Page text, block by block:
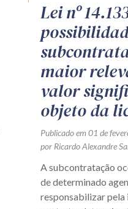
Lei nº
maior
valor
objeto da
Publicado em 01 de
por Ricardo Alexandre
A subcontratação
de determinado
responsabilizar pela